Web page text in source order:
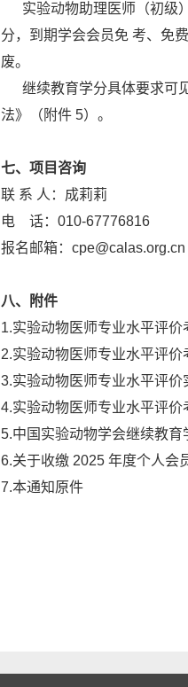
实验动物助理医师（初级
分，到期学会会员免 考、免
废。
继续教育学分具体要求可
法》（附件 5）。
七、项目咨询
联 系 人：成莉莉
电 话：010-67776816
报名邮箱：cpe@calas.org.cn
八、附件
1.实验动物医师专业水平评价
2.实验动物医师专业水平评价
3.实验动物医师专业水平评价
4.实验动物医师专业水平评价
5.中国实验动物学会继续教育
6.关于收缴 2025 年度个人会
7.本通知原件